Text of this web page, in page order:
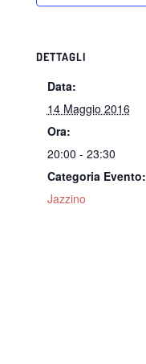
DETTAGLI
Data:
14 Maggio 2016
Ora:
20:00 - 23:30
Categoria Evento:
Jazzino